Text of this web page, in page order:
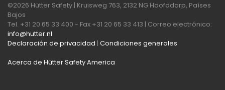
©2026 Hütter Safety | Kruisweg 763, 2132 NG Hoofddorp, Países
Bajos
Tel. +31 20 65 33 400 - Fax +31 20 65 33 413 | Correo electrónico:
info@hutter.nl
Declaración de privacidad | Condiciones generales
Acerca de Hütter Safety America